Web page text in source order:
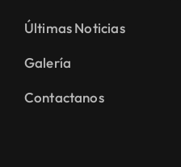
Últimas Noticias
Galería
Contactanos